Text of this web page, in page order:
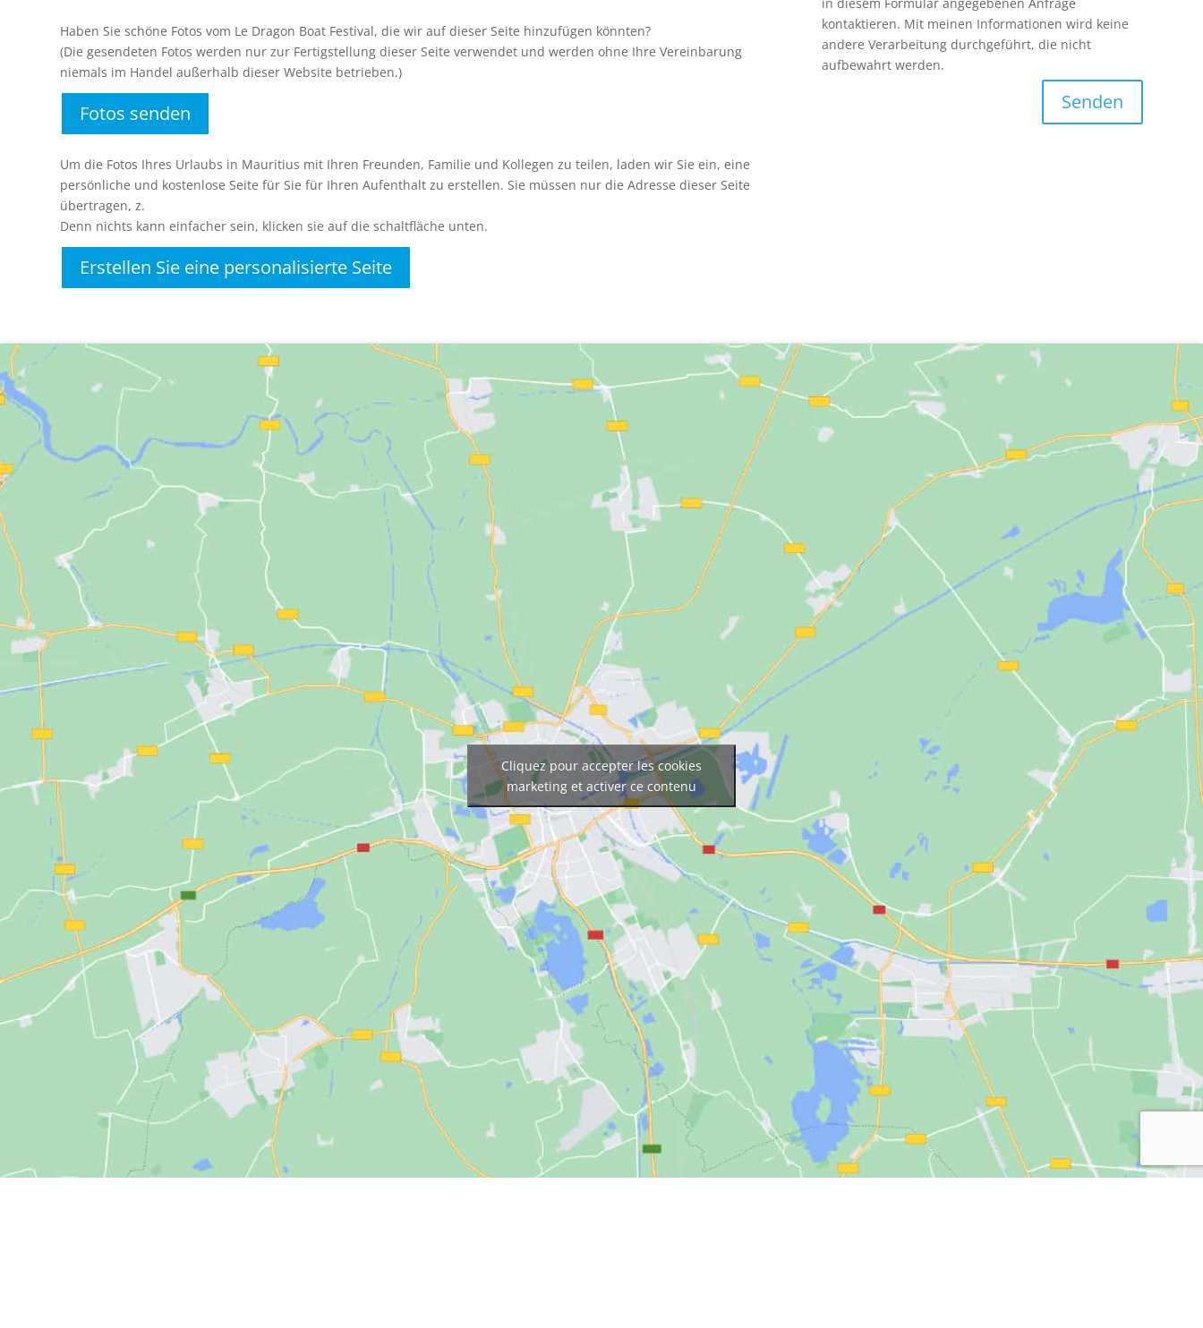
Haben Sie schöne Fotos vom Le Dragon Boat Festival, die wir auf dieser Seite hinzufügen könnten?
(Die gesendeten Fotos werden nur zur Fertigstellung dieser Seite verwendet und werden ohne Ihre Vereinbarung
niemals im Handel außerhalb dieser Website betrieben.)
Fotos senden
Um die Fotos Ihres Urlaubs in Mauritius mit Ihren Freunden, Familie und Kollegen zu teilen, laden wir Sie ein, eine
persönliche und kostenlose Seite für Sie für Ihren Aufenthalt zu erstellen. Sie müssen nur die Adresse dieser Seite
übertragen, z.
Denn nichts kann einfacher sein, klicken sie auf die schaltfläche unten.
Erstellen Sie eine personalisierte Seite
kontaktieren. Mit meinen Informationen wird keine
andere Verarbeitung durchgeführt, die nicht
aufbewahrt werden.
Senden
Cliquez pour accepter les cookies
marketing et activer ce contenu